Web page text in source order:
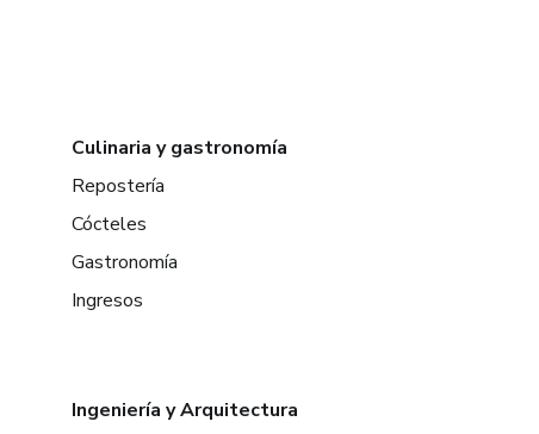
Culinaria y gastronomía
Repostería
Cócteles
Gastronomía
Ingresos
Ingeniería y Arquitectura